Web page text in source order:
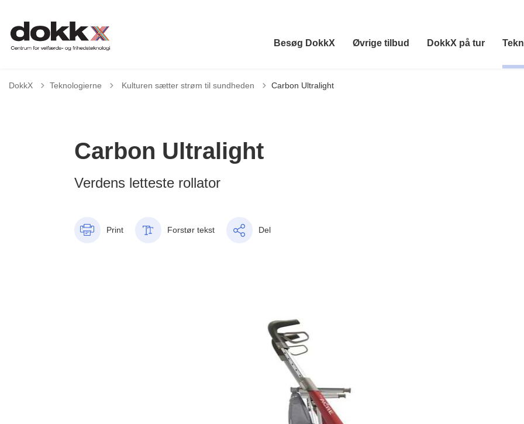
Besøg DokkX Øvrige tilbud DokkX på tur
DokkX Teknologierne Tilbage til
Kulturen sætter strøm til sundheden Carbon Ultralight
Carbon Ultralight
Verdens letteste rollator
Print Forstør tekst Del